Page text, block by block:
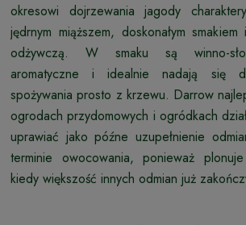
okresowi dojrzewania jagody
jędrnym miąższem, doskonałym
odżywczą. W smaku są winno-
aromatyczne i idealnie nadają się
spożywania prosto z krzewu. Darrow
ogrodach przydomowych i ogródkach
uprawiać jako późne uzupełnienie
terminie owocowania, ponieważ
kiedy większość innych odmian już